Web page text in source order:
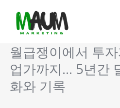
월급쟁이에서 투
업가까지… 5년간
화와 기록
월
급
쟁
이